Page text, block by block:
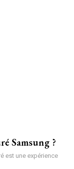
Samsung ?
est une expérience